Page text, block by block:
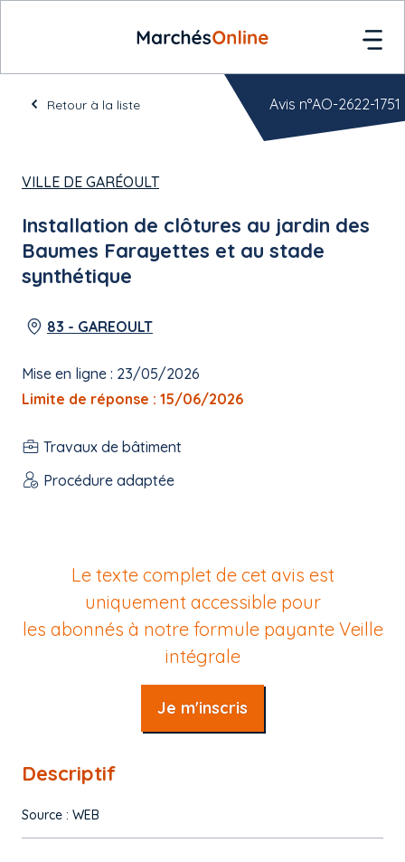
Retour à la liste
VILLE DE GARÉOULT
Installation de clôtures au jardin des
Baumes Farayettes et au stade
synthétique
83 - GAREOULT
Mise en ligne : 23/05/2026
Limite de réponse : 15/06/2026
Travaux de bâtiment
Procédure adaptée
Avis n°AO-2622-1751
Le texte complet de cet avis est
uniquement accessible pour
les abonnés à notre formule payante Veille
intégrale
Je m'inscris
Descriptif
Source : WEB